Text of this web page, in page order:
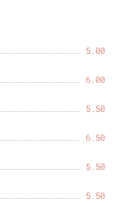
5.00
6.00
5.50
6.50
5.50
5.50